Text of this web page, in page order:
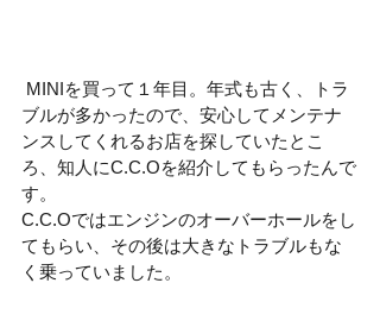
ブルが多かったので、安心してメンテナ
ンスしてくれるお店を探していたとこ
ろ、知人にC.C.Oを紹介してもらったんで
す。
C.C.Oではエンジンのオーバーホールをし
てもらい、その後は大きなトラブルもな
く乗っていました。